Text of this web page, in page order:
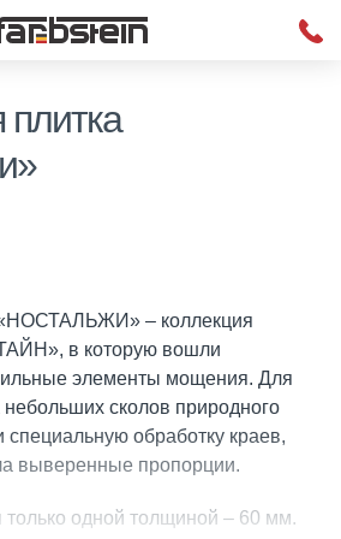
плитка
«НОСТАЛЬЖИ» – коллекция
в которую вошли
элементы мощения. Для
сколов природного
специальную обработку краев,
выверенные пропорции.
только одной толщиной – 60 мм.